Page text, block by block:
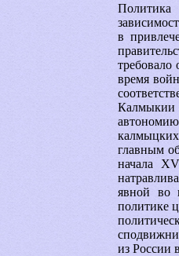
в
время
Калмыкии
главным
начала
явной во
политике
из России